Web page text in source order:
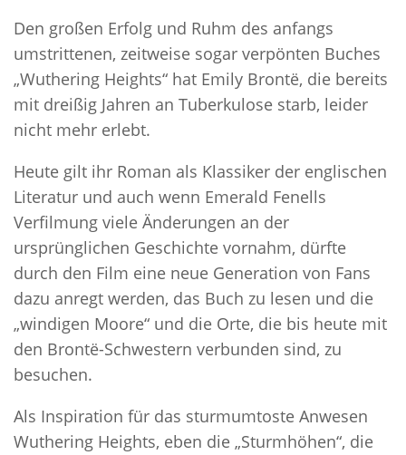
Den großen Erfolg und Ruhm des anfangs
umstrittenen, zeitweise sogar verpönten Buches
„Wuthering Heights“ hat Emily Brontë, die bereits
mit dreißig Jahren an Tuberkulose starb, leider
nicht mehr erlebt.
Heute gilt ihr Roman als Klassiker der englischen
Literatur und auch wenn Emerald Fenells
Verfilmung viele Änderungen an der
ursprünglichen Geschichte vornahm, dürfte
durch den Film eine neue Generation von Fans
dazu anregt werden, das Buch zu lesen und die
„windigen Moore“ und die Orte, die bis heute mit
den Brontë-Schwestern verbunden sind, zu
besuchen.
Als Inspiration für das sturmumtoste Anwesen
Wuthering Heights, eben die „Sturmhöhen“, die